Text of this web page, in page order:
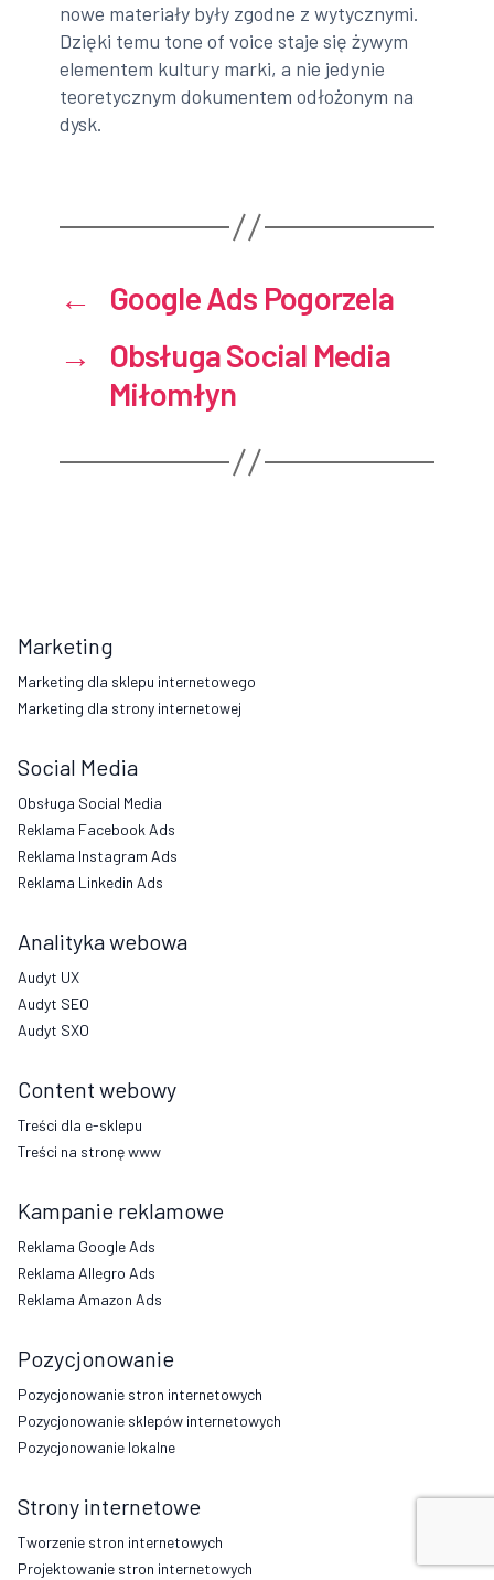
nowe materiały były zgodne z wytycznymi.
Dzięki temu tone of voice staje się żywym
elementem kultury marki, a nie jedynie
teoretycznym dokumentem odłożonym na
dysk.
←
Google Ads Pogorzela
→
Obsługa Social Media
Miłomłyn
Marketing
Marketing dla sklepu internetowego
Marketing dla strony internetowej
Social Media
Obsługa Social Media
Reklama Facebook Ads
Reklama Instagram Ads
Reklama Linkedin Ads
Analityka webowa
Audyt UX
Audyt SEO
Audyt SXO
Content webowy
Treści dla e-sklepu
Treści na stronę www
Kampanie reklamowe
Reklama Google Ads
Reklama Allegro Ads
Reklama Amazon Ads
Pozycjonowanie
Pozycjonowanie stron internetowych
Pozycjonowanie sklepów internetowych
Pozycjonowanie lokalne
Strony internetowe
Tworzenie stron internetowych
Projektowanie stron internetowych